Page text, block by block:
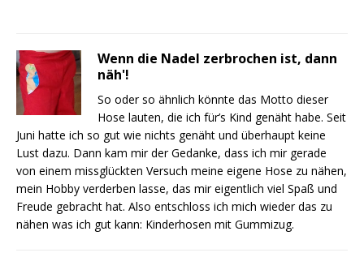
Wenn die Nadel zerbrochen ist, dann
näh'!
So oder so ähnlich könnte das Motto dieser
Hose lauten, die ich für’s Kind genäht habe. Seit
Juni hatte ich so gut wie nichts genäht und überhaupt keine
Lust dazu. Dann kam mir der Gedanke, dass ich mir gerade
von einem missglückten Versuch meine eigene Hose zu nähen,
mein Hobby verderben lasse, das mir eigentlich viel Spaß und
Freude gebracht hat. Also entschloss ich mich wieder das zu
nähen was ich gut kann: Kinderhosen mit Gummizug.